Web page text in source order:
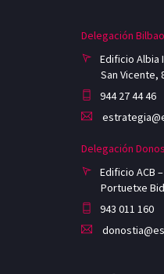
Delegación Bilbao
Edificio Albia
San Vicente,
944 27 44 46
Delegación
Edificio ACB
Portuetxe
943 011 160